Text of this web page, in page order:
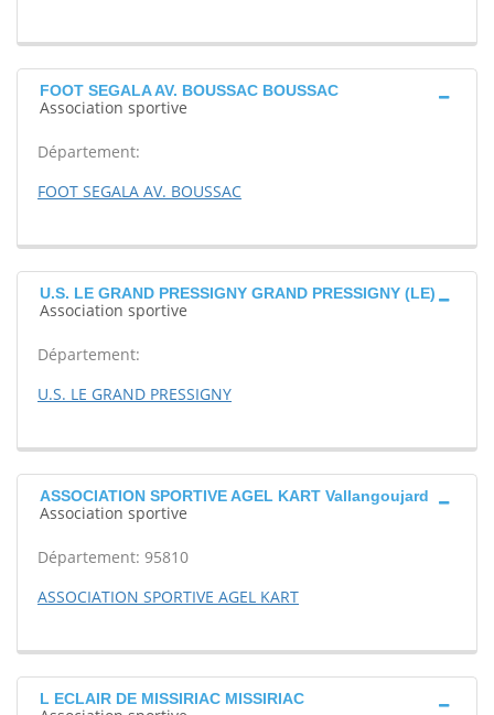
FOOT SEGALA AV. BOUSSAC BOUSSAC
Association sportive
Département:
FOOT SEGALA AV. BOUSSAC
U.S. LE GRAND PRESSIGNY GRAND PRESSIGNY (LE)
Association sportive
Département:
U.S. LE GRAND PRESSIGNY
ASSOCIATION SPORTIVE AGEL KART Vallangoujard
Association sportive
Département: 95810
ASSOCIATION SPORTIVE AGEL KART
L ECLAIR DE MISSIRIAC MISSIRIAC